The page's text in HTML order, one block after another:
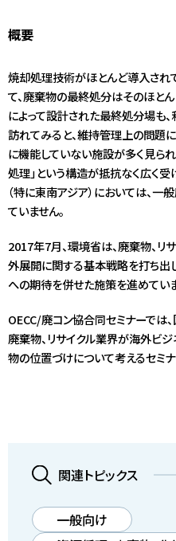
概要
焼却処理技術がほとんど導入され
て、廃棄物の最終処分はそのほと
によって設計された最終処分場も
訪れてみると、維持管理上の問題
に機能していない施設が多く見ら
処理」という構造が抵抗なく広く
（特に東南アジア）においては、
ていません。
2017年7月、環境省は、廃棄物、リ
外展開に関する基本戦略を打ち出
への期待を併せた施策を進めていま
OECC/廃コン協合同セミナーでは
廃棄物、リサイクル業界が海外ビ
物の位置づけについて考えるセミナ
関連トピックス
一般向け